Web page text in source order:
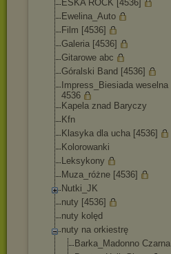
ESKA ROCK [4536]
Ewelina_Auto
Film [4536]
Galeria [4536]
Gitarowe abc
Góralski Band [4536]
Impress_Biesiada weselna
4536
Kapela znad Baryczy
Kfn
Klasyka dla ucha [4536]
Kolorowanki
Leksykony
Muza_różne [4536]
Nutki_JK
nuty [4536]
nuty kolęd
nuty na orkiestrę
Barka_Madonno Czarna